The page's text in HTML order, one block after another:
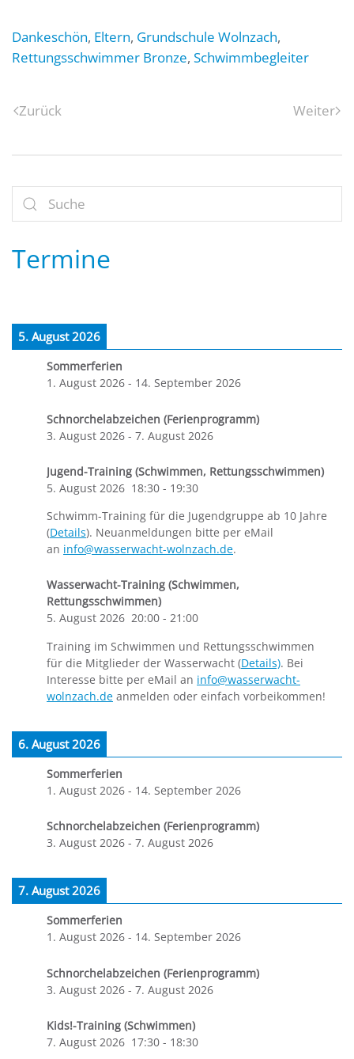
Dankeschön, Eltern, Grundschule Wolnzach,
Rettungsschwimmer Bronze, Schwimmbegleiter
Zurück Weiter
Termine
5. August 2026
Sommerferien
1. August 2026 - 14. September 2026
Schnorchelabzeichen (Ferienprogramm)
3. August 2026 - 7. August 2026
Jugend-Training (Schwimmen, Rettungsschwimmen)
5. August 2026 18:30 - 19:30
Schwimm-Training für die Jugendgruppe ab 10 Jahre
(Details). Neuanmeldungen bitte per eMail
an info@wasserwacht-wolnzach.de.
Wasserwacht-Training (Schwimmen,
Rettungsschwimmen)
5. August 2026 20:00 - 21:00
Training im Schwimmen und Rettungsschwimmen
für die Mitglieder der Wasserwacht (Details). Bei
Interesse bitte per eMail an info@wasserwacht-
wolnzach.de anmelden oder einfach vorbeikommen!
6. August 2026
Sommerferien
1. August 2026 - 14. September 2026
Schnorchelabzeichen (Ferienprogramm)
3. August 2026 - 7. August 2026
7. August 2026
Sommerferien
1. August 2026 - 14. September 2026
Schnorchelabzeichen (Ferienprogramm)
3. August 2026 - 7. August 2026
Kids!-Training (Schwimmen)
7. August 2026 17:30 - 18:30